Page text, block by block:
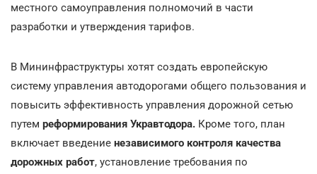
местного самоуправления полномочий в части
разработки и утверждения тарифов.
В Мининфраструктуры хотят создать европейскую
систему управления автодорогами общего пользования и
повысить эффективность управления дорожной сетью
путем реформирования Укравтодора. Кроме того, план
включает введение независимого контроля качества
дорожных работ, установление требования по